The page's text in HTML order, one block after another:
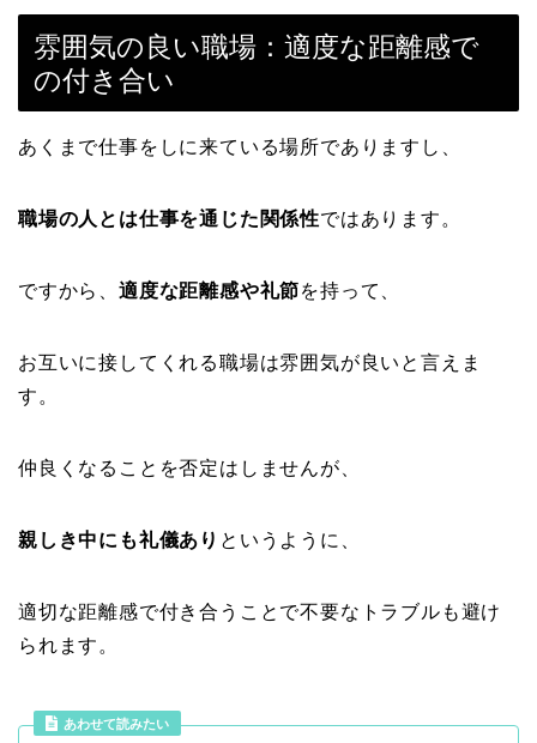
雰囲気の良い職場：適度な距離感で
の付き合い
あくまで仕事をしに来ている場所でありますし、
職場の人とは仕事を通じた関係性ではあります。
ですから、 適度な距離感や礼節を持って、
お互いに接してくれる職場は雰囲気が良いと言えま
す。
仲良くなることを否定はしませんが、
親しき中にも礼儀あり というように、
適切な距離感で付き合うことで不要なトラブルも避け
られます。
あわせて読みたい